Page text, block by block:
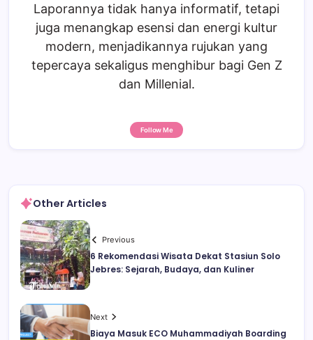
Laporannya tidak hanya informatif, tetapi
juga menangkap esensi dan energi kultur
modern, menjadikannya rujukan yang
tepercaya sekaligus menghibur bagi Gen Z
dan Millenial.
Follow Me
Other Articles
Previous
6 Rekomendasi Wisata Dekat Stasiun Solo
Jebres: Sejarah, Budaya, dan Kuliner
Next
Biaya Masuk ECO Muhammadiyah Boarding